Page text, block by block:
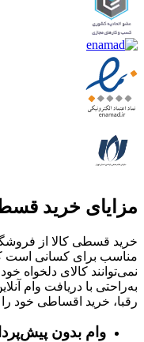
مزایای خرید
خرید قسطی کالا از
مناسب برای کسانی است
نمی‌توانند کالای دلخواه
به‌راحتی با دریافت وام
رقبا، خرید اقساطی خود را
وام بدون